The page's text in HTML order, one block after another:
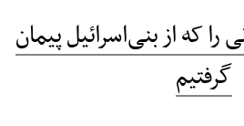
را که از بنی‌اسرائیل پیمان
گرفتیم